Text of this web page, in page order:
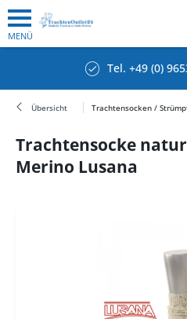
MENÜ
Tel. +49 (0)
Übersicht Trachtensocken /
Trachtensocke
Merino Lusana